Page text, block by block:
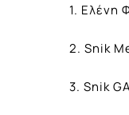
1. Ελένη
2. Snik
3. Snik